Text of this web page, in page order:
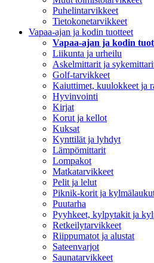
Puhelintarvikkeet
Tietokonetarvikkeet
Vapaa-ajan ja kodin tuotteet
Vapaa-ajan ja kodin
Liikunta ja urheilu
Askelmittarit ja
Golf-tarvikkeet
Kaiuttimet, kuulokkeet ja
Hyvinvointi
Kirjat
Korut ja kellot
Kuksat
Kynttilät ja lyhdyt
Lämpömittarit
Lompakot
Matkatarvikkeet
Pelit ja lelut
Piknik-korit ja
Puutarha
Pyyhkeet, kylpytakit ja
Retkeilytarvikkeet
Riippumatot ja alustat
Sateenvarjot
Saunatarvikkeet